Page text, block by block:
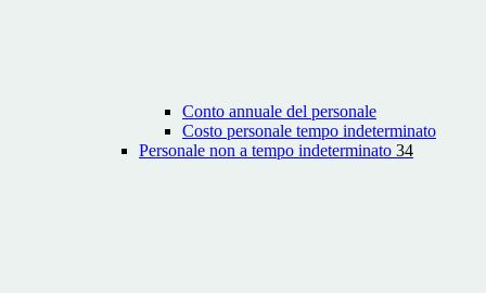
Conto annuale del personale
Costo personale tempo indeterminato
Personale non a tempo indeterminato 34